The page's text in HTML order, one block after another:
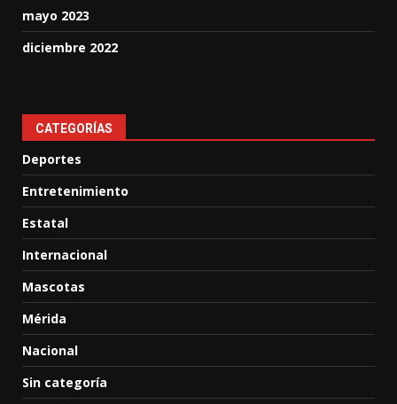
mayo 2023
diciembre 2022
CATEGORÍAS
Deportes
Entretenimiento
Estatal
Internacional
Mascotas
Mérida
Nacional
Sin categoría